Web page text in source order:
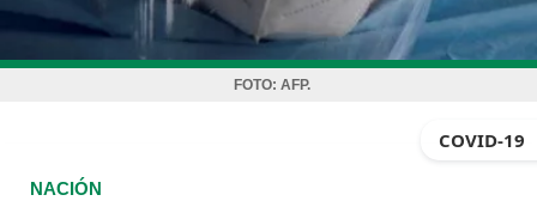
FOTO: AFP.
COVID-19
NACIÓN